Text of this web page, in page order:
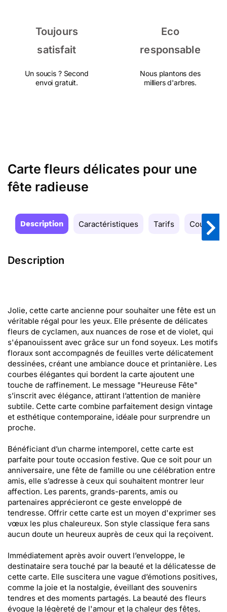
Toujours
satisfait
Un soucis ? Second
envoi gratuit.
Eco
responsable
Nous plantons des
milliers d'arbres.
Carte fleurs délicates pour une
fête radieuse
Description Caractéristiques Tarifs Couleurs
Description
Jolie, cette carte ancienne pour souhaiter une fête est un
véritable régal pour les yeux. Elle présente de délicates
fleurs de cyclamen, aux nuances de rose et de violet, qui
s'épanouissent avec grâce sur un fond soyeux. Les motifs
floraux sont accompagnés de feuilles verte délicatement
dessinées, créant une ambiance douce et printanière. Les
courbes élégantes qui bordent la carte ajoutent une
touche de raffinement. Le message "Heureuse Fête"
s’inscrit avec élégance, attirant l’attention de manière
subtile. Cette carte combine parfaitement design vintage
et esthétique contemporaine, idéale pour surprendre un
proche.
Bénéficiant d’un charme intemporel, cette carte est
parfaite pour toute occasion festive. Que ce soit pour un
anniversaire, une fête de famille ou une célébration entre
amis, elle s’adresse à ceux qui souhaitent montrer leur
affection. Les parents, grands-parents, amis ou
partenaires apprécieront ce geste enveloppé de
tendresse. Offrir cette carte est un moyen d'exprimer ses
vœux les plus chaleureux. Son style classique fera sans
aucun doute un heureux auprès de ceux qui la reçoivent.
Immédiatement après avoir ouvert l’enveloppe, le
destinataire sera touché par la beauté et la délicatesse de
cette carte. Elle suscitera une vague d’émotions positives,
comme la joie et la nostalgie, éveillant des souvenirs
tendres et des moments partagés. La beauté des fleurs
évoque la légèreté de l'amour et la chaleur des fêtes,